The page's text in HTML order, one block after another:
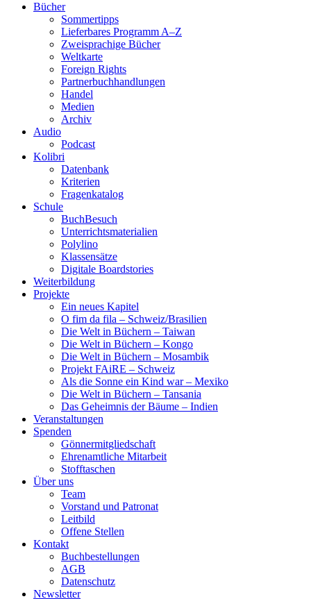
Bücher
Sommertipps
Lieferbares Programm A–Z
Zweisprachige Bücher
Weltkarte
Foreign Rights
Partnerbuchhandlungen
Handel
Medien
Archiv
Audio
Podcast
Kolibri
Datenbank
Kriterien
Fragenkatalog
Schule
BuchBesuch
Unterrichtsmaterialien
Polylino
Klassensätze
Digitale Boardstories
Weiterbildung
Projekte
Ein neues Kapitel
O fim da fila – Schweiz/Brasilien
Die Welt in Büchern – Taiwan
Die Welt in Büchern – Kongo
Die Welt in Büchern – Mosambik
Projekt FAiRE – Schweiz
Als die Sonne ein Kind war – Mexiko
Die Welt in Büchern – Tansania
Das Geheimnis der Bäume – Indien
Veranstaltungen
Spenden
Gönnermitgliedschaft
Ehrenamtliche Mitarbeit
Stofftaschen
Über uns
Team
Vorstand und Patronat
Leitbild
Offene Stellen
Kontakt
Buchbestellungen
AGB
Datenschutz
Newsletter